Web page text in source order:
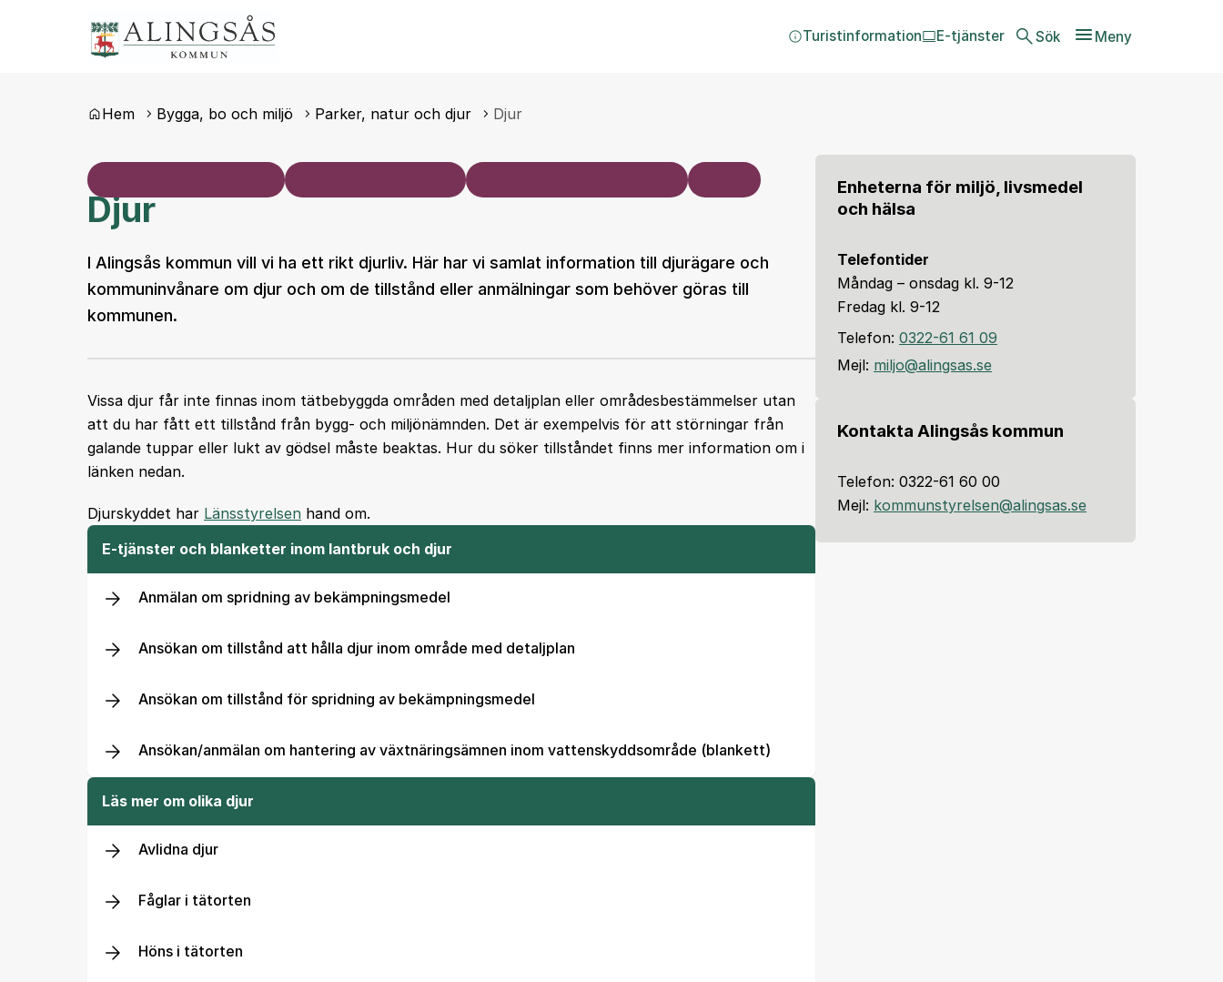
Sök Meny
Turistinformation E-tjänster
Du är här:
Hem Bygga, bo och miljö Parker, natur och djur Djur
Djur
I Alingsås kommun vill vi ha ett rikt djurliv. Här har vi samlat information till djurägare och
kommuninvånare om djur och om de tillstånd eller anmälningar som behöver göras till
kommunen.
Vissa djur får inte finnas inom tätbebyggda områden med detaljplan eller områdesbestämmelser utan
att du har fått ett tillstånd från bygg- och miljönämnden. Det är exempelvis för att störningar från
galande tuppar eller lukt av gödsel måste beaktas. Hur du söker tillståndet finns mer information om i
länken nedan.
Djurskyddet har Länsstyrelsen hand om.
E-tjänster och blanketter inom lantbruk och djur
Anmälan om spridning av bekämpningsmedel
Ansökan om tillstånd att hålla djur inom område med detaljplan
Ansökan om tillstånd för spridning av bekämpningsmedel
Ansökan/anmälan om hantering av växtnäringsämnen inom vattenskyddsområde (blankett)
Läs mer om olika djur
Avlidna djur
Fåglar i tätorten
Höns i tätorten
Enheterna för miljö, livsmedel
och hälsa
Telefontider
Måndag – onsdag kl. 9-12
Fredag kl. 9-12
Telefon:0322-61 61 09
Mejl: miljo@alingsas.se
Kontakta Alingsås kommun
Telefon: 0322-61 60 00
Mejl: kommunstyrelsen@alingsas.se